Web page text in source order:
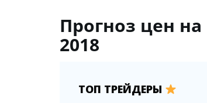
Прогноз цен на
2018
ТОП ТРЕЙДЕРЫ